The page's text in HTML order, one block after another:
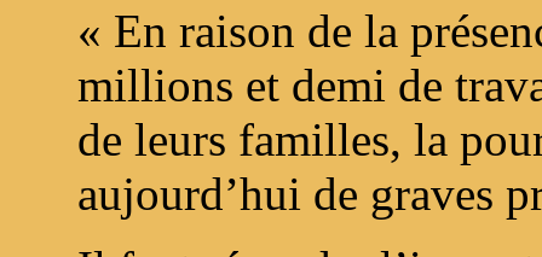
« En raison de la
millions et demi de
de leurs familles, la
aujourd’hui de graves